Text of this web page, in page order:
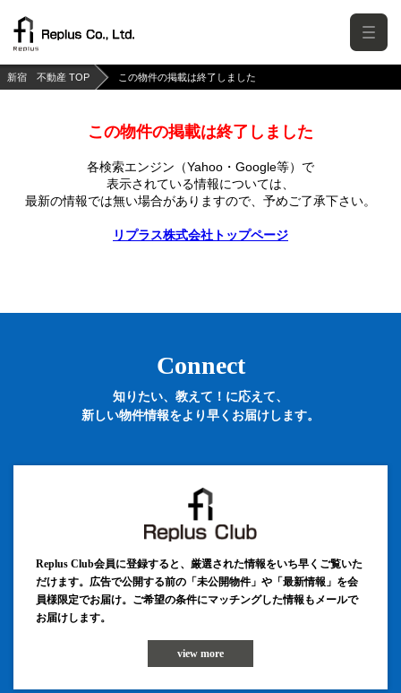
新宿 不動産 TOP この物件の掲載は終了しました
この物件の掲載は終了しました
各検索エンジン（Yahoo・Google等）で
表示されている情報については、
最新の情報では無い場合がありますので、 予めご了承下さい。
リプラス株式会社トップページ
Connect
知りたい、教えて！に応えて、
新しい物件情報をより早くお届けします。
Replus Club会員に登録すると、厳選された情報をいち早くご覧いた
だけます。広告で公開する前の「未公開物件」や「最新情報」を会
員様限定でお届け。ご希望の条件にマッチングした情報もメールで
お届けします。
view more